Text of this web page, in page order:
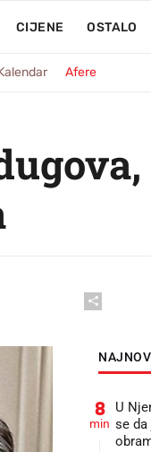
CIJENE OSTALO
Afere
8
min
U
se